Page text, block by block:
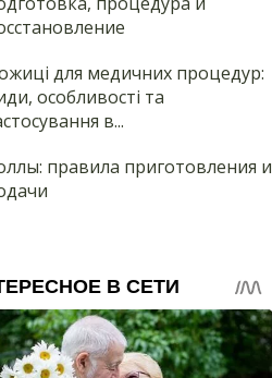
для медичних процедур:
особливості та
в...
правила приготовления и